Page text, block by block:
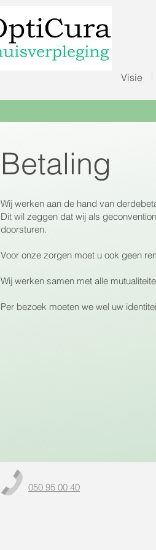
Visie
Betaling
Wij werken aan de hand van
Dit wil zeggen dat wij als
doorsturen.
Voor onze zorgen moet u ook geen
Wij werken samen met alle
Per bezoek moeten we wel uw
050 95 00 40